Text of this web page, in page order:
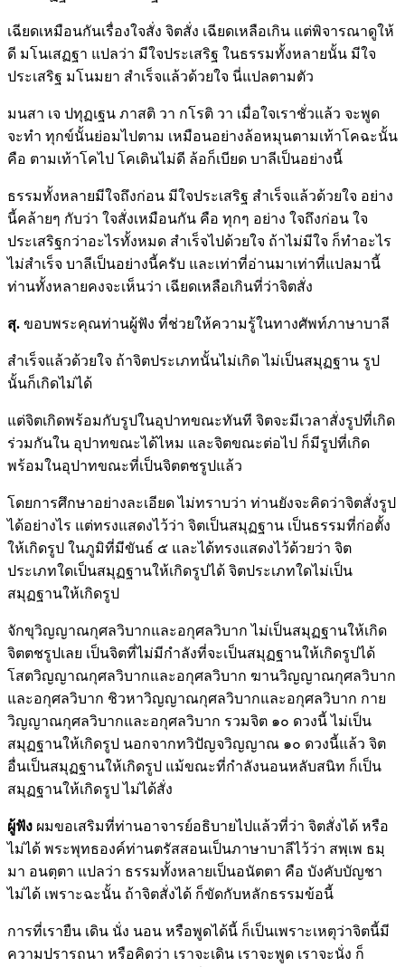
เฉียดเหมือนกันเรื่องใจสั่ง จิตสั่ง เฉียดเหลือเกิน แต่พิจารณาดูให้
ดี มโนเสฏฐา แปลว่า มีใจประเสริฐ ในธรรมทั้งหลายนั้น มีใจ
ประเสริฐ มโนมยา สำเร็จแล้วด้วยใจ นี่แปลตามตัว
มนสา เจ ปทุฏเฐน ภาสติ วา กโรติ วา เมื่อใจเราชั่วแล้ว จะพูด
จะทำ ทุกข์นั้นย่อมไปตาม เหมือนอย่างล้อหมุนตามเท้าโคฉะนั้น
คือ ตามเท้าโคไป โคเดินไม่ดี ล้อก็เบียด บาลีเป็นอย่างนี้
ธรรมทั้งหลายมีใจถึงก่อน มีใจประเสริฐ สำเร็จแล้วด้วยใจ อย่าง
นี้คล้ายๆ กับว่า ใจสั่งเหมือนกัน คือ ทุกๆ อย่าง ใจถึงก่อน ใจ
ประเสริฐกว่าอะไรทั้งหมด สำเร็จไปด้วยใจ ถ้าไม่มีใจ ก็ทำอะไร
ไม่สำเร็จ บาลีเป็นอย่างนี้ครับ และเท่าที่อ่านมาเท่าที่แปลมานี้
ท่านทั้งหลายคงจะเห็นว่า เฉียดเหลือเกินที่ว่าจิตสั่ง
สุ. ขอบพระคุณท่านผู้ฟัง ที่ช่วยให้ความรู้ในทางศัพท์ภาษาบาลี
สำเร็จแล้วด้วยใจ ถ้าจิตประเภทนั้นไม่เกิด ไม่เป็นสมุฏฐาน รูป
นั้นก็เกิดไม่ได้
แต่จิตเกิดพร้อมกับรูปในอุปาทขณะทันที จิตจะมีเวลาสั่งรูปที่เกิด
ร่วมกันใน อุปาทขณะได้ไหม และจิตขณะต่อไป ก็มีรูปที่เกิด
พร้อมในอุปาทขณะที่เป็นจิตตชรูปแล้ว
โดยการศึกษาอย่างละเอียด ไม่ทราบว่า ท่านยังจะคิดว่าจิตสั่งรูป
ได้อย่างไร แต่ทรงแสดงไว้ว่า จิตเป็นสมุฏฐาน เป็นธรรมที่ก่อตั้ง
ให้เกิดรูป ในภูมิที่มีขันธ์ ๕ และได้ทรงแสดงไว้ด้วยว่า จิต
ประเภทใดเป็นสมุฏฐานให้เกิดรูปได้ จิตประเภทใดไม่เป็น
สมุฏฐานให้เกิดรูป
จักขุวิญญาณกุศลวิบากและอกุศลวิบาก ไม่เป็นสมุฏฐานให้เกิด
จิตตชรูปเลย เป็นจิตที่ไม่มีกำลังที่จะเป็นสมุฏฐานให้เกิดรูปได้
โสตวิญญาณกุศลวิบากและอกุศลวิบาก ฆานวิญญาณกุศลวิบาก
และอกุศลวิบาก ชิวหาวิญญาณกุศลวิบากและอกุศลวิบาก กาย
วิญญาณกุศลวิบากและอกุศลวิบาก รวมจิต ๑๐ ดวงนี้ ไม่เป็น
สมุฏฐานให้เกิดรูป นอกจากทวิปัญจวิญญาณ ๑๐ ดวงนี้แล้ว จิต
อื่นเป็นสมุฏฐานให้เกิดรูป แม้ขณะที่กำลังนอนหลับสนิท ก็เป็น
สมุฏฐานให้เกิดรูป ไม่ได้สั่ง
ผู้ฟัง ผมขอเสริมที่ท่านอาจารย์อธิบายไปแล้วที่ว่า จิตสั่งได้ หรือ
ไม่ได้ พระพุทธองค์ท่านตรัสสอนเป็นภาษาบาลีไว้ว่า สพฺเพ ธมฺ
มา อนตฺตา แปลว่า ธรรมทั้งหลายเป็นอนัตตา คือ บังคับบัญชา
ไม่ได้ เพราะฉะนั้น ถ้าจิตสั่งได้ ก็ขัดกับหลักธรรมข้อนี้
การที่เรายืน เดิน นั่ง นอน หรือพูดได้นี้ ก็เป็นเพราะเหตุว่าจิตนี้มี
ความปรารถนา หรือคิดว่า เราจะเดิน เราจะพูด เราจะนั่ง ก็